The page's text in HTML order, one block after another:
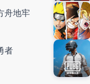
舟地牢
者